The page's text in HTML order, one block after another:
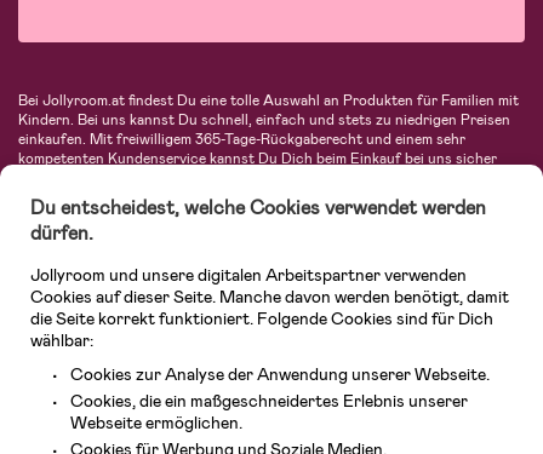
Bei Jollyroom.at findest Du eine tolle Auswahl an Produkten für Familien mit
Kindern. Bei uns kannst Du schnell, einfach und stets zu niedrigen Preisen
einkaufen. Mit freiwilligem 365-Tage-Rückgaberecht und einem sehr
kompetenten Kundenservice kannst Du Dich beim Einkauf bei uns sicher
Autositze, Kinder- und Babymode, Produkte für Mütter und eine Menge
fantastischer Einrichtungsgegenstände, Spielsachen, Babyprodukte und
vieles mehr. Wir haben Produkte von bekannten Herstellern wie Britax, Maxi-
Avent, Jack Wolfskin, Cybex, LEGO und vielen mehr. Schau Dich um in
unserem vielfältigen Onlineshop für Kinder & Babys. Willkommen!
Du entscheidest, welche Cookies verwendet werden
dürfen.
Jollyroom und unsere digitalen Arbeitspartner verwenden
Cookies auf dieser Seite. Manche davon werden benötigt, damit
die Seite korrekt funktioniert. Folgende Cookies sind für Dich
wählbar:
Cookies zur Analyse der Anwendung unserer Webseite.
Cookies, die ein maßgeschneidertes Erlebnis unserer
Webseite ermöglichen.
Cookies für Werbung und Soziale Medien.